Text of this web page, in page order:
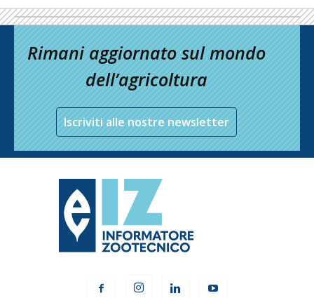
Rimani aggiornato sul mondo
dell’agricoltura
Iscriviti alle nostre newsletter